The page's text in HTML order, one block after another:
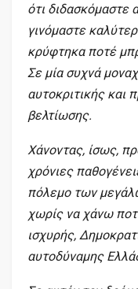
ότι διδασκόμαστε
γινόμαστε
κρύφτηκα ποτέ
Σε μία συχνά
αυτοκριτικής και
βελτίωσης.
Χάνοντας, ίσως,
χρόνιες
πόλεμο των
χωρίς να χάνω
ισχυρής,
αυτοδύναμης